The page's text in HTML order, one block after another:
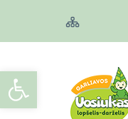
Open toolbar